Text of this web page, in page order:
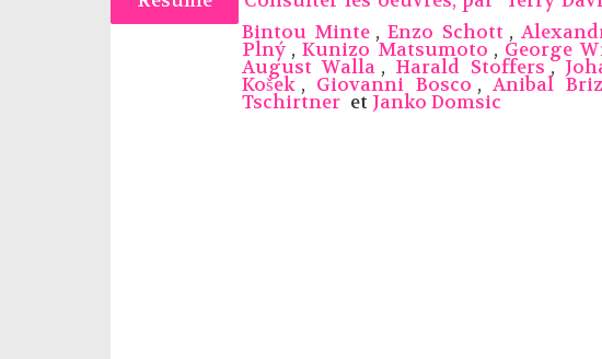
Bintou Minte ,Enzo Schott ,
Plný ,Kunizo Matsumoto , George
August Walla , Harald Stoffers ,
Košek , Giovanni Bosco ,Anibal
Tschirtner et Janko Domsic